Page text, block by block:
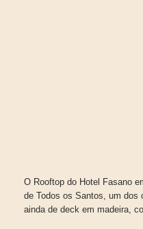
O Rooftop do Hotel Fasano
de Todos os Santos, um dos
ainda de deck em madeira,